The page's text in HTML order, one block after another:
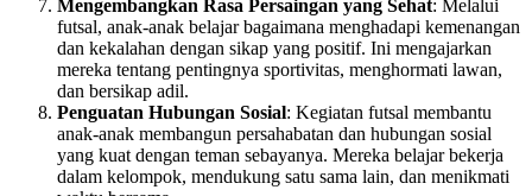
Mengembangkan Rasa Persaingan yang Sehat: Melalui
futsal, anak-anak belajar bagaimana menghadapi kemenangan
dan kekalahan dengan sikap yang positif. Ini mengajarkan
mereka tentang pentingnya sportivitas, menghormati lawan,
dan bersikap adil.
Penguatan Hubungan Sosial: Kegiatan futsal membantu
anak-anak membangun persahabatan dan hubungan sosial
yang kuat dengan teman sebayanya. Mereka belajar bekerja
dalam kelompok, mendukung satu sama lain, dan menikmati